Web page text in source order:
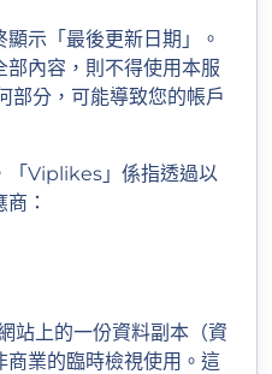
示「最後更新日期」。
內容，則不得使用本服
部分，可能導致您的帳戶
「Viplikes」係指透過以
：
站上的一份資料副本（資
業的臨時檢視使用。這